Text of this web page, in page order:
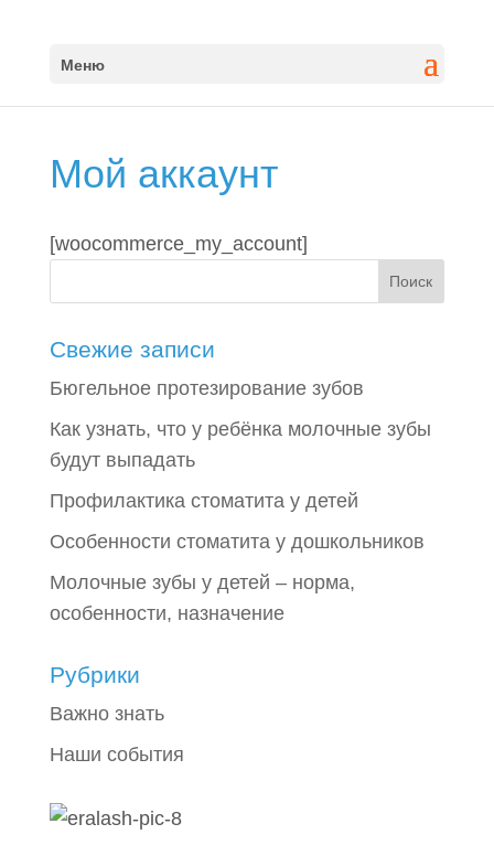
Меню
Мой аккаунт
[woocommerce_my_account]
Свежие записи
Бюгельное протезирование зубов
Как узнать, что у ребёнка молочные зубы
будут выпадать
Профилактика стоматита у детей
Особенности стоматита у дошкольников
Молочные зубы у детей – норма,
особенности, назначение
Рубрики
Важно знать
Наши события